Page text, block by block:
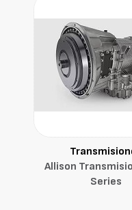
Allison
Series